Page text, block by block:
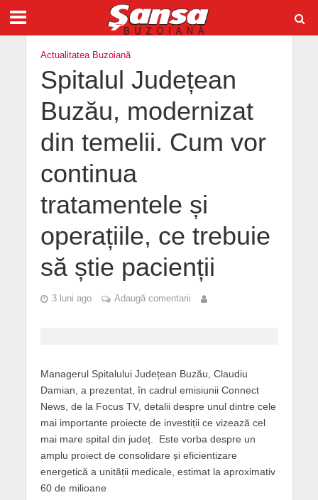
Actualitatea Buzoiană
Spitalul Județean
Buzău, modernizat
din temelii. Cum vor
continua
tratamentele și
operațiile, ce trebuie
să știe pacienții
3 luni ago Adaugă comentarii
Managerul Spitalului Județean Buzău, Claudiu
Damian, a prezentat, în cadrul emisiunii Connect
News, de la Focus TV, detalii despre unul dintre cele
mai importante proiecte de investiții ce vizează cel
mai mare spital din județ. Este vorba despre un
amplu proiect de consolidare și eficientizare
energetică a unității medicale, estimat la aproximativ
60 de milioane